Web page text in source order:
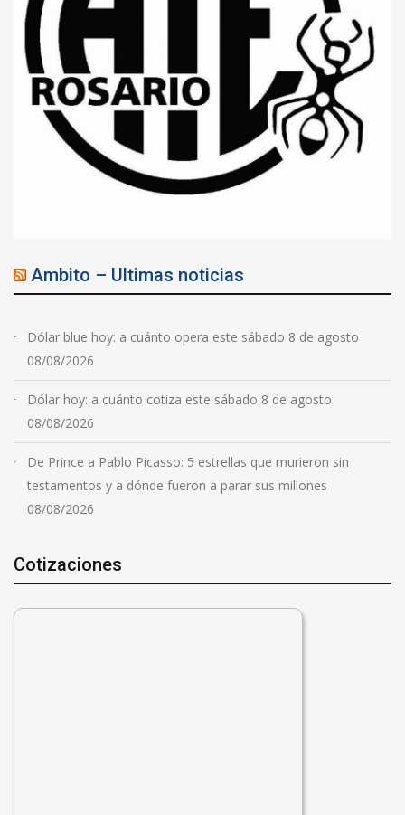
Ambito – Ultimas noticias
Dólar blue hoy: a cuánto opera este sábado 8 de agosto
08/08/2026
Dólar hoy: a cuánto cotiza este sábado 8 de agosto
08/08/2026
De Prince a Pablo Picasso: 5 estrellas que murieron sin
testamentos y a dónde fueron a parar sus millones
08/08/2026
Cotizaciones